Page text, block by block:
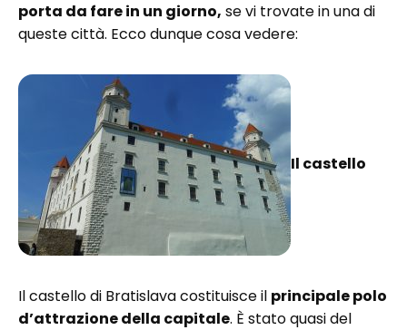
porta da fare in un giorno, se vi trovate in una di
queste città. Ecco dunque cosa vedere:
Il castello
Il castello di Bratislava costituisce il principale polo
d’attrazione della capitale. È stato quasi del